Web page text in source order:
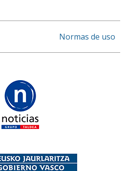
Normas de uso